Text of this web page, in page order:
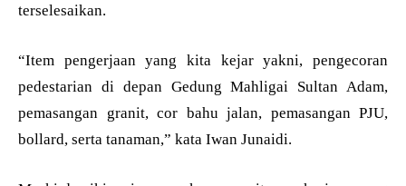
terselesaikan.
“Item pengerjaan yang kita kejar yakni, pengecoran
pedestarian di depan Gedung Mahligai Sultan Adam,
pemasangan granit, cor bahu jalan, pemasangan PJU,
bollard, serta tanaman,” kata Iwan Junaidi.